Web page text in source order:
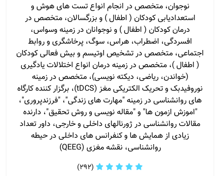
نوجوان، متخصص در انجام انواع تست های هوش و
استعدادیابی کودکان ( اطفال ) و بزرگسالان، متخصص در
درمان کودکان ( اطفال ) و نوجوانان در زمینه وسواس،
افسردگی، اضطراب، هراس، سوگ، پرخاشگری و روابط
اجتماعی، متخصص در تشخیص اوتیسم و بیش فعالی کودکان
( اطفال )، متخصص در زمینه درمان انواع اختلالات یادگیری
(خواندن، ریاضی، دیکته نویسی)، متخصص در زمینه
نوروفیدبک و تحریک الکتریکی مغز (tDCS)، برگزار کننده کارگاه
های روانشناسی در زمینه "مهارت های زندگی"، "فرزندپروری"،
"اموزش ازمون ها" و "مقاله نویسی و روش تحقیق"، دارنده
مقالات روانشناسی در ژورنالهای داخلی و خارجی، داور تعداد
زیادی از همایش ها و کنفرانس های داخلی در حیطه
روانشناسی، نقشه مغزی (QEEG)
(292)